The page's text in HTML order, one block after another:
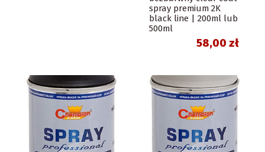
spray premium 2K
black line | 200ml lub
500ml
58,00 zł